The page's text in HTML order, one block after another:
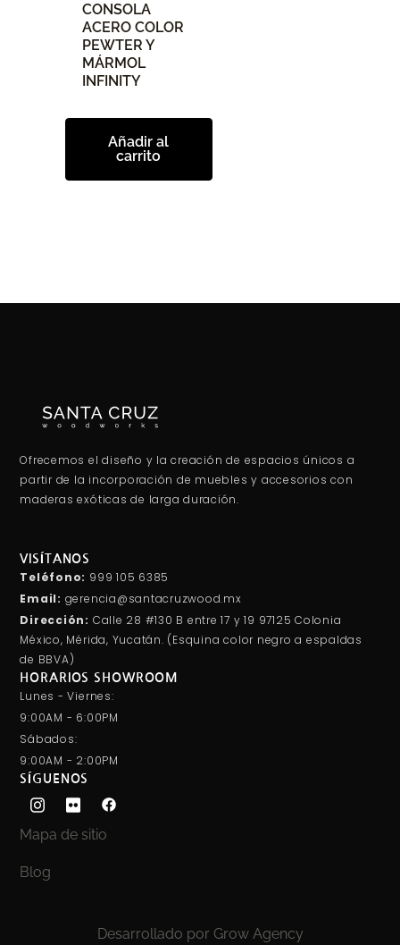
CONSOLA
ACERO COLOR
PEWTER Y
MÁRMOL
INFINITY
Añadir al
carrito
Ofrecemos el diseño y la creación de espacios únicos a
partir de la incorporación de muebles y accesorios con
maderas exóticas de larga duración.
VISÍTANOS
Teléfono: 999 105 6385
Email: gerencia@santacruzwood.mx
Dirección: Calle 28 #130 B entre 17 y 19 97125 Colonia
México, Mérida, Yucatán. (Esquina color negro a espaldas
de BBVA)
HORARIOS SHOWROOM
Lunes - Viernes:
9:00AM - 6:00PM
Sábados:
9:00AM - 2:00PM
SÍGUENOS
Mapa de sitio
Blog
Desarrollado por Grow Agency